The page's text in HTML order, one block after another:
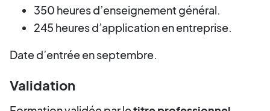
350 heures d’enseignement général.
245 heures d’application en entreprise.
Date d’entrée en septembre.
Validation